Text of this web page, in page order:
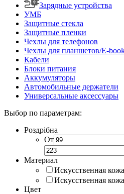
Зарядные устройства
УМБ
Защитные стекла
Защитные пленки
Чехлы для телефонов
Чехлы для планшетов/E-
Кабели
Блоки питания
Аккумуляторы
Автомобильные держатели
Универсальные аксессуары
Выбор по параметрам:
Роздрібна
От
Материал
Искусственная кожа
Искусственная
Цвет